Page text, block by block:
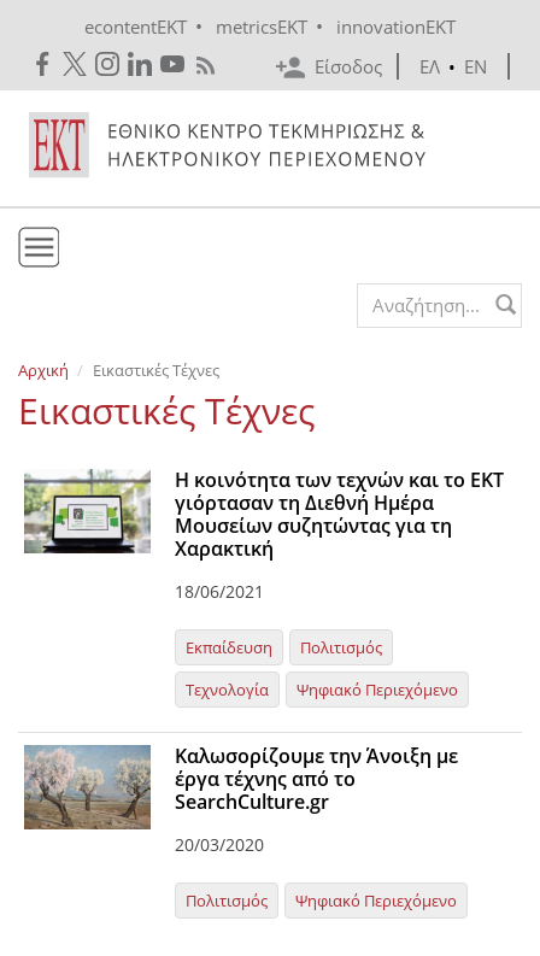
econtentEKT • metricsEKT •
innovationEKT
Είσοδος
ΕΛ • EN
Εκδόσεις
Ενημέρωση
Search form
Αρχική Εικαστικές Τέχνες
Εικαστικές Τέχνες
Η κοινότητα των τεχνών και το ΕΚΤ
γιόρτασαν τη Διεθνή Ημέρα
Μουσείων συζητώντας για τη
Χαρακτική
18/06/2021
Εκπαίδευση
Πολιτισμός
Τεχνολογία
Ψηφιακό Περιεχόμενο
Καλωσορίζουμε την Άνοιξη με
έργα τέχνης από το
SearchCulture.gr
20/03/2020
Πολιτισμός Ψηφιακό Περιεχόμενο